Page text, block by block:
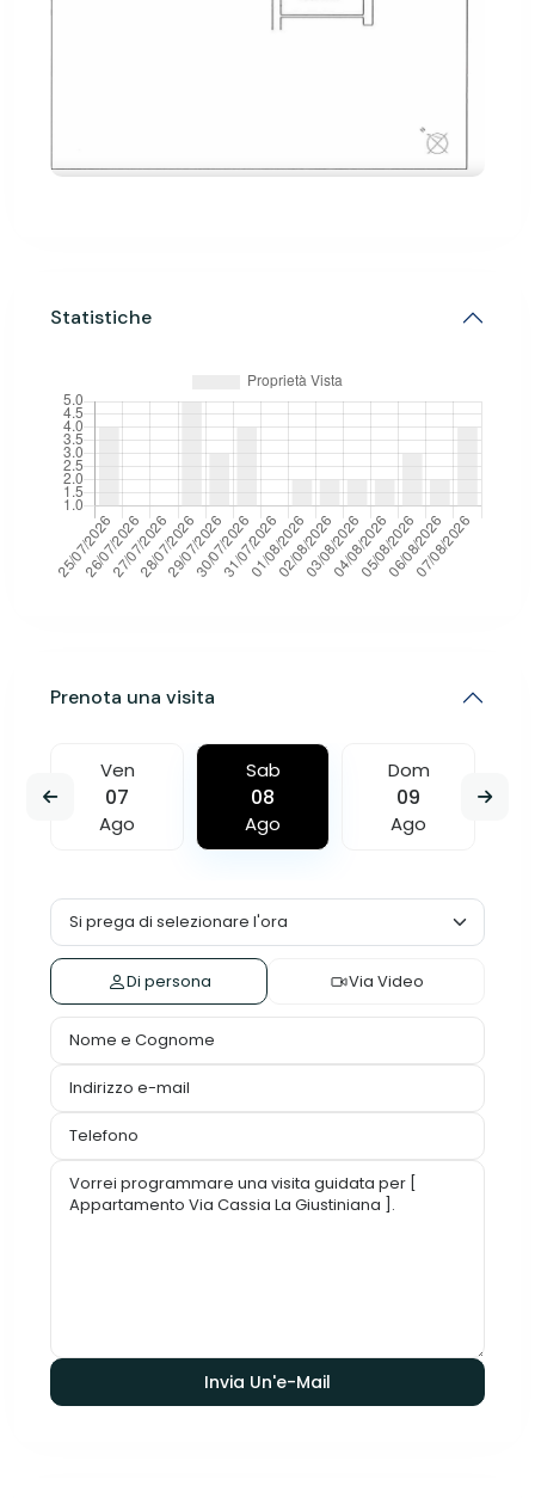
Statistiche
Prenota una visita
Ven
07
Ago
Sab
08
Ago
Dom
09
Ago
Di persona Via Video